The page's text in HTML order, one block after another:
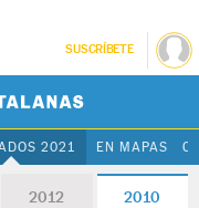
SUSCRÍBETE
2021 EN MAPAS
2012 2010